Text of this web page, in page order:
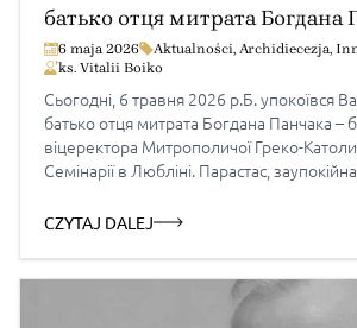
батько отця митрата Богдана
6 maja 2026 Aktualności, Archidiecezja,
ks. Vitalii Boiko
Сьогодні, 6 травня 2026 р.Б. упокоївся
батько отця митрата Богдана Панчака –
віцеректора Митрополичої Греко-
Семінарії в Любліні. Парастас,
травня о 11.00 в парафіяльному греко-
відбудеться в понеділок, після кремації
CZYTAJ DALEJ